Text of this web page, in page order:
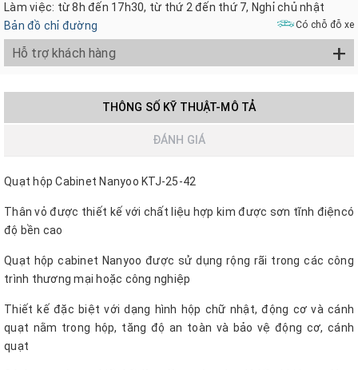
Làm việc: từ 8h đến 17h30, từ thứ 2 đến thứ 7, Nghỉ chủ nhật
Bản đồ chỉ đường
Có chỗ đỗ xe
Hỗ trợ khách hàng +
THÔNG SỐ KỸ THUẬT-MÔ TẢ
ĐÁNH GIÁ
Quạt hộp Cabinet Nanyoo KTJ-25-42
Thân vỏ được thiết kế với chất liệu hợp kim được sơn tĩnh điệncó
độ bền cao
Quạt hộp cabinet Nanyoo được sử dụng rộng rãi trong các công
trình thương mại hoặc công nghiệp
Thiết kế đặc biệt với dạng hình hộp chữ nhật, động cơ và cánh
quạt nằm trong hộp, tăng độ an toàn và bảo vệ động cơ, cánh
quạt